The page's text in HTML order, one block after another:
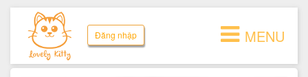
Đăng nhập MENU